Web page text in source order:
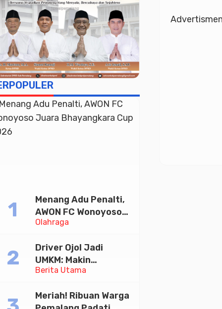
Olahraga
Menang Adu Penalti,
AWON FC Wonoyoso
Juara Bhayangkara
Berita Utama
Driver Ojol Jadi
UMKM: Makin
Sejahtera atau
Diskusi Paramadina
Meriah! Ribuan Warga